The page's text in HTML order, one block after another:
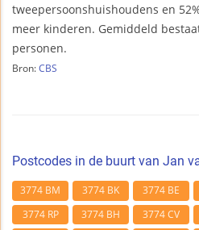
tweepersoonshuishoudens en
meer kinderen. Gemiddeld
personen.
Bron: CBS
Postcodes in de buurt van Jan
3774 BM 3774 BK 3774 BE
3774 RP
3774 BH 3774 CV